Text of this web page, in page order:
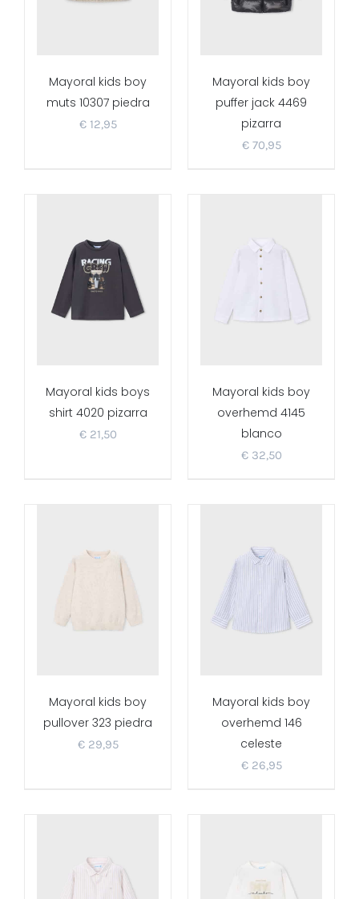
Mayoral kids boy
muts 10307 piedra
€12,95
Mayoral kids boy
puffer jack 4469
pizarra
€70,95
Mayoral kids boys
shirt 4020 pizarra
€21,50
Mayoral kids boy
overhemd 4145
blanco
€32,50
Mayoral kids boy
pullover 323 piedra
€29,95
Mayoral kids boy
overhemd 146
celeste
€26,95